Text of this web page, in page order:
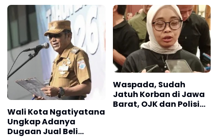
Tambang Batu Kapur
di Cipatat
Pangandaran
Wali Kota Ngatiyatana
Ungkap Adanya
Dugaan Jual Beli
Waspada, Sudah
Jatuh Korban di Jawa
Barat, OJK dan Polisi